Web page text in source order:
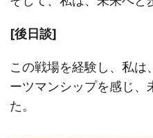
[後日談]
この戦場を経験し、私は
ーツマンシップを感じ、
た。